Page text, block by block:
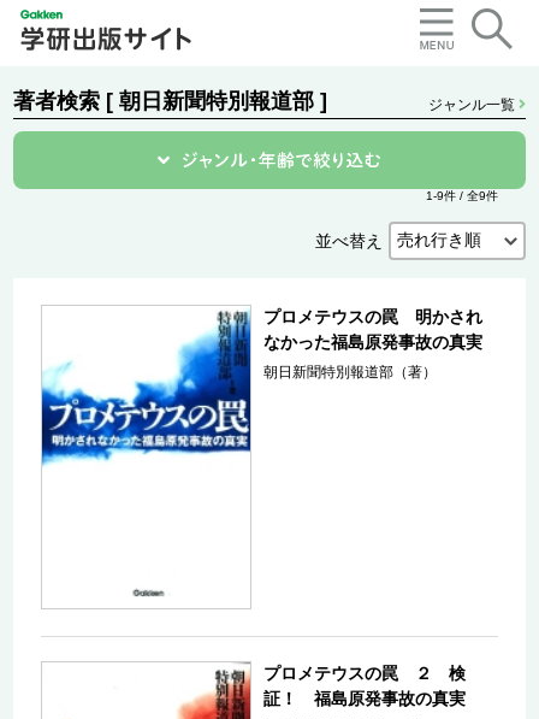
著者検索 [ 朝日新聞特別報道部 ] ジャンル一覧
1-9件 / 全9件
並べ替え
プロメテウスの罠 明かされ
なかった福島原発事故の真実
朝日新聞特別報道部（著）
プロメテウスの罠 ２ 検
証！ 福島原発事故の真実